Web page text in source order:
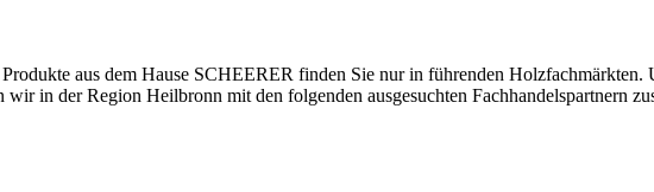
aus dem Hause SCHEERER finden Sie nur in führenden
in der Region Heilbronn mit den folgenden ausgesuchten Fachhandelspartnern